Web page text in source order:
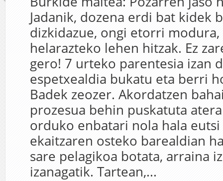
Jadanik, dozena erdi bat kidek
dizkidazue, ongi etorri
helarazteko lehen hitzak. Ez
gero! 7 urteko parentesia izan
espetxealdia bukatu eta berri
Badek zeozer. Akordatzen
prozesua behin puskatuta
orduko enbatari nola hala
ekaitzaren osteko barealdian
sare pelagikoa botata, arraina
izanagatik. Tartean,...